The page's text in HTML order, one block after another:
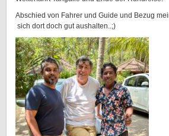
Abschied von Fahrer und Guide und Bezug
sich dort doch gut aushalten..;)